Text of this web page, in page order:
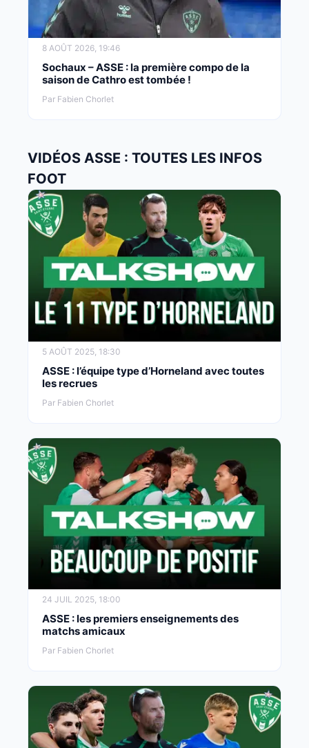
8 AOÛT 2026, 19:46
Sochaux – ASSE : la première compo de la
saison de Cathro est tombée !
Par Fabien Chorlet
VIDÉOS ASSE : TOUTES LES INFOS
FOOT
5 AOÛT 2025, 18:30
ASSE : l’équipe type d’Horneland avec toutes
les recrues
Par Fabien Chorlet
24 JUIL 2025, 18:00
ASSE : les premiers enseignements des
matchs amicaux
Par Fabien Chorlet